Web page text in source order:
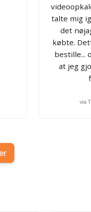
talte mig
det
købte.
bestille...
at jeg
via